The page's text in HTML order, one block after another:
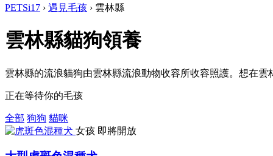
PETSi17 › 遇見毛孩 › 雲林縣
雲林縣貓狗領養
雲林縣的流浪貓狗由雲林縣流浪動物收容所收容照護。想在
正在等待你的毛孩
全部 狗狗 貓咪
女孩 即將開放